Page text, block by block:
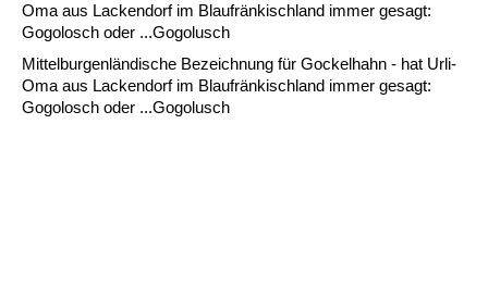
Oma aus Lackendorf im Blaufränkischland immer gesagt:
Gogolosch oder ...Gogolusch
Mittelburgenländische Bezeichnung für Gockelhahn - hat Urli-
Oma aus Lackendorf im Blaufränkischland immer gesagt:
Gogolosch oder ...Gogolusch